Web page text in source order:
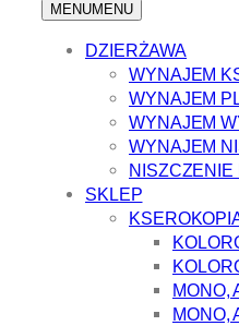
MENUMENU
DZIERŻAWA
WYNAJEM
WYNAJEM
WYNAJEM
WYNAJEM
NISZCZENIE
SKLEP
MONO,
MONO,